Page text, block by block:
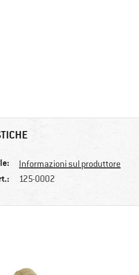
Informazioni sul produttore
125-0002